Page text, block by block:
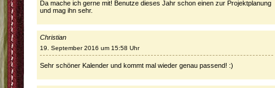
Da mache ich gerne mit! Benutze dieses Jahr schon einen zur Projektplanung
und mag ihn sehr.
Christian
19. September 2016 um 15:58 Uhr
Sehr schöner Kalender und kommt mal wieder genau passend! :)